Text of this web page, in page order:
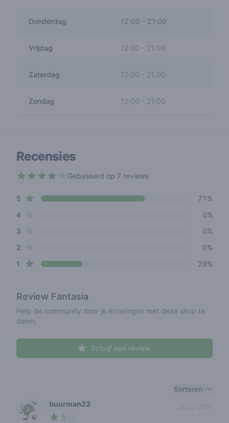
Donderdag 12:00 - 21:00
Vrijdag 12:00 - 21:00
Zaterdag 12:00 21:00
Zondag 12:00 - 21:00
Recensies
Gebaseerd op 7 reviews
Review data
5 star reviews
71%
4star reviews
0%
3
0%
2
0%
1 star reviews 29%
Review Fantasia
Help de community door je ervaringen met deze shop te
delen.
Schrijf een review
Sorteren
🍃
buurman23
5